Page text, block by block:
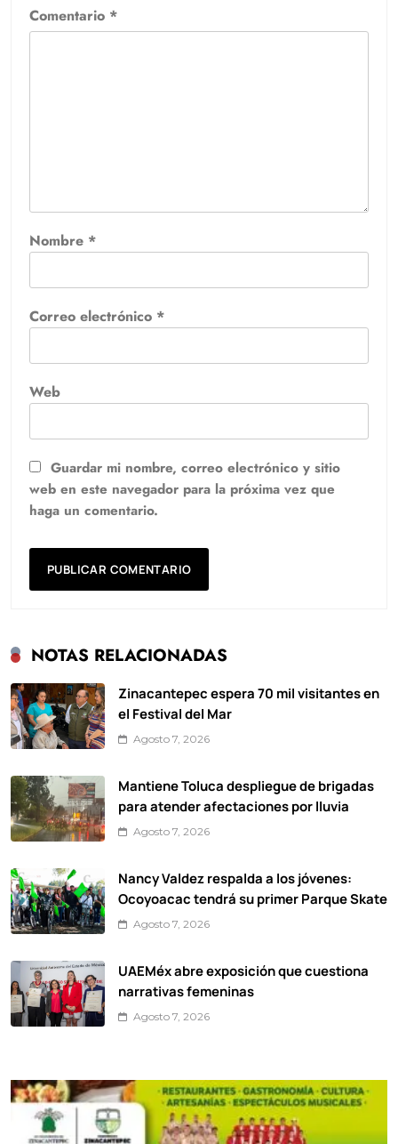
Comentario *
Nombre *
Correo electrónico *
Web
Guardar mi nombre, correo electrónico y sitio
web en este navegador para la próxima vez que
haga un comentario.
NOTAS RELACIONADAS
Zinacantepec espera 70 mil visitantes en
el Festival del Mar
Agosto 7, 2026
Mantiene Toluca despliegue de brigadas
para atender afectaciones por lluvia
Agosto 7, 2026
Nancy Valdez respalda a los jóvenes:
Ocoyoacac tendrá su primer Parque Skate
Agosto 7, 2026
UAEMéx abre exposición que cuestiona
narrativas femeninas
Agosto 7, 2026